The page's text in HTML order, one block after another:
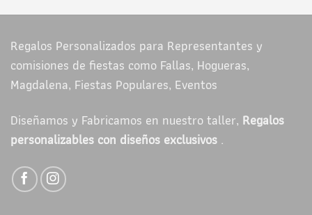
Regalos Personalizados para Representantes y
comisiones de fiestas como Fallas, Hogueras,
Magdalena, Fiestas Populares, Eventos
Diseñamos y Fabricamos en nuestro taller, Regalos
personalizables con diseños exclusivos .